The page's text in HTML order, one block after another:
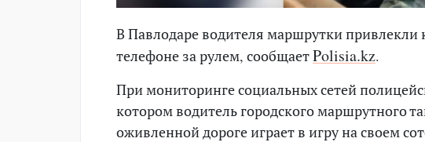
В Павлодаре водителя маршрутки привлекли
телефоне за рулем, сообщаетPolisia.kz.
При мониторинге социальных сетей
котором водитель городского маршрутного
оживленной дороге играет в игру на своем